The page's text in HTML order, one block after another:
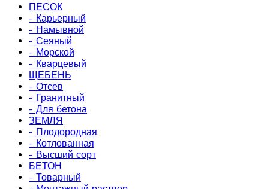
ПЕСОК
- Карьерный
- Намывной
- Сеяный
- Морской
- Кварцевый
ЩЕБЕНЬ
- Отсев
- Гранитный
- Для бетона
ЗЕМЛЯ
- Плодородная
- Котлованная
- Высший сорт
БЕТОН
- Товарный